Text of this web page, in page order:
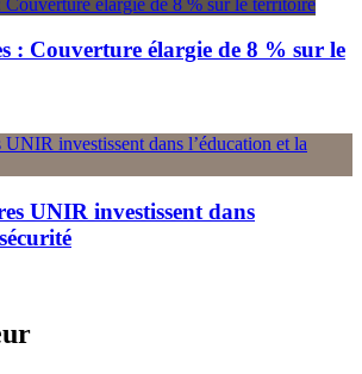
: Couverture élargie de 8 % sur le
UNIR investissent dans